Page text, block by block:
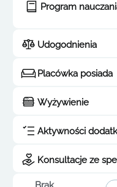
Program
Udogodnienia
Placówka posiada
Wyżywienie
Aktywności
Konsultacje ze